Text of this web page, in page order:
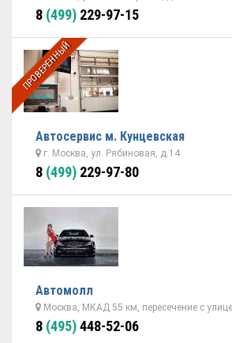
8 (499) 229-97-15
ПРОВЕРЕННЫЙ
Автосервис м. Кунцевская
г. Москва, ул. Рябиновая, д.14
8 (499) 229-97-80
Автомолл
Москва, МКАД 55 км, пересечение с
8 (495)448-52-06